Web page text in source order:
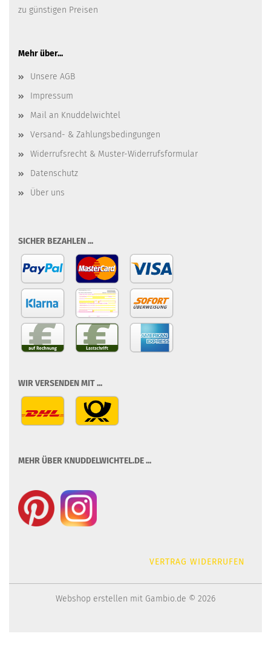
zu günstigen Preisen
Mehr über...
Unsere AGB
Impressum
Mail an Knuddelwichtel
Versand- & Zahlungsbedingungen
Widerrufsrecht & Muster-Widerrufsformular
Datenschutz
Über uns
SICHER BEZAHLEN ...
WIR VERSENDEN MIT ...
MEHR ÜBER KNUDDELWICHTEL.DE ...
VERTRAG WIDERRUFEN
Webshop erstellen mit Gambio.de © 2026